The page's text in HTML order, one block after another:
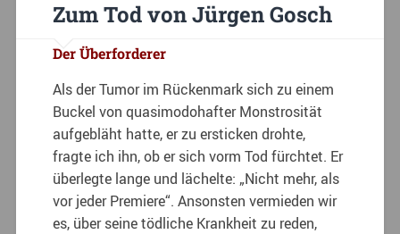
Zum Tod von Jürgen Gosch
Der Überforderer
Als der Tumor im Rückenmark sich zu einem
Buckel von quasimodohafter Monstrosität
aufgebläht hatte, er zu ersticken drohte,
fragte ich ihn, ob er sich vorm Tod fürchtet. Er
überlegte lange und lächelte: „Nicht mehr, als
vor jeder Premiere“. Ansonsten vermieden wir
es, über seine tödliche Krankheit zu reden,